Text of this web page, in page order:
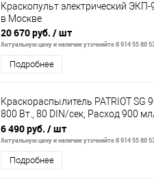
Краскопульт электрический
в Москве
20 670 руб. / шт
Актуальную цену и наличие уточняйте 8 914 55 80
Подробнее
Краскораспылитель PATRIOT SG
800 Вт., 80 DIN/сек, Расход 900
Резервуар: 80
6 490 руб. / шт
Актуальную цену и наличие уточняйте 8 914 55 80
Подробнее